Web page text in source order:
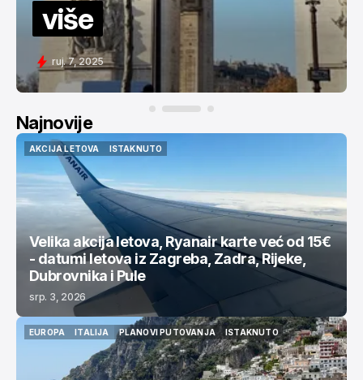
više
ruj. 7, 2025
Najnovije
AKCIJA LETOVA
AKCIJA LETOVA
ISTAKNUTO
Velika akcija letova, Ryanair karte već od 15€
- datumi letova iz Zagreba, Zadra, Rijeke,
Dubrovnika i Pule
srp. 3, 2026
EUROPA
ITALIJA
ITALIJA
PLANOVI PUTOVANJA
PLANOVI PUTOVANJA
ISTAKNUTO
ISTAKNUTO